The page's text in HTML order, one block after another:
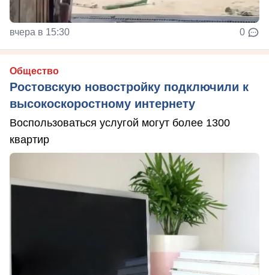
вчера в 15:30 0
Общество
Ростовскую новостройку подключили к
высокоскоростному интернету
Воспользоваться услугой могут более 1300
квартир